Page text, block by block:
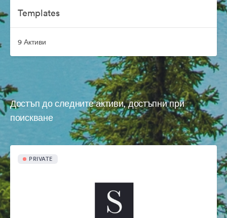
Templates
9 Активи
Достъп до следните активи, достъпни при
поискване
PRIVATE